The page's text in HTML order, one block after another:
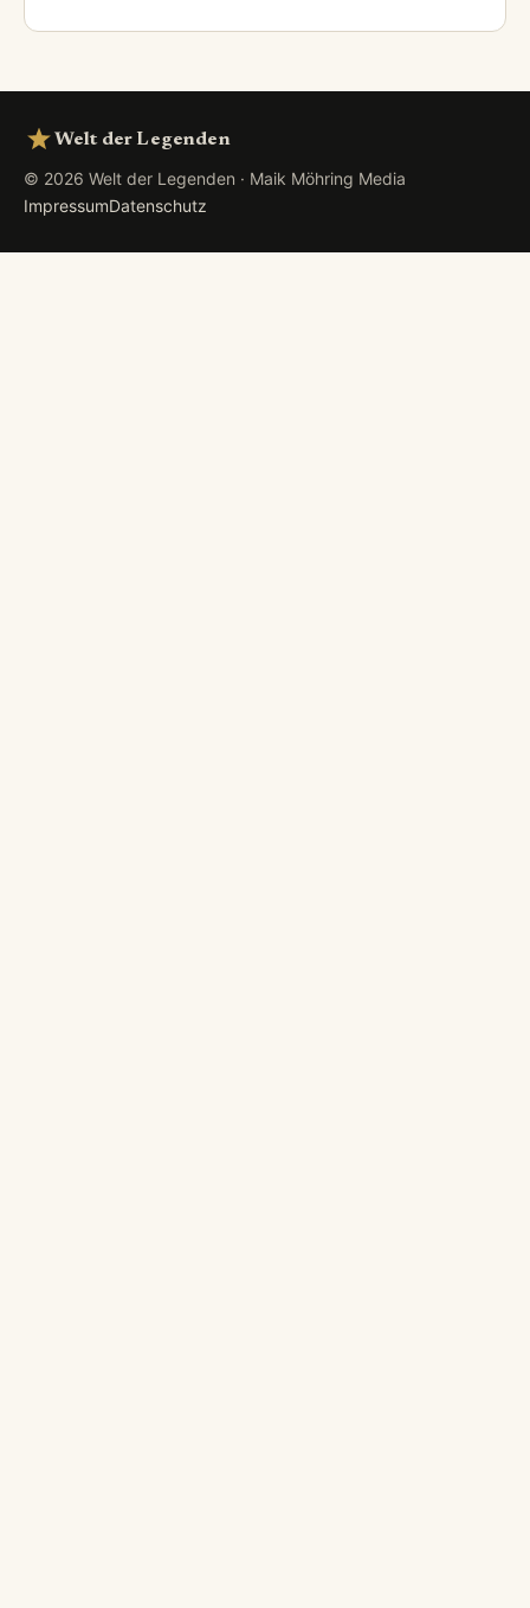
Welt der Legenden
© 2026 Welt der Legenden · Maik Möhring Media
ImpressumDatenschutz